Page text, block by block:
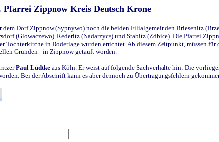
Pfarrei Zippnow Kreis Deutsch Krone
dem Dorf Zippnow (Sypnywo) noch die beiden Filialgemeinden Briesenitz
(Glowaczewo), Rederitz (Nadarzyce) und Stabitz (Zdbice). Die Pfarrei
in Doderlage wurden errichtet. Ab diesem Zeitpunkt, müssen
Gründen - in Zippnow getauft worden.
Paul Lüdtke aus Köln. Er weist auf folgende Sachverhalte hin: Die
Bei der Abschrift kann es aber dennoch zu Übertragungsfehlern